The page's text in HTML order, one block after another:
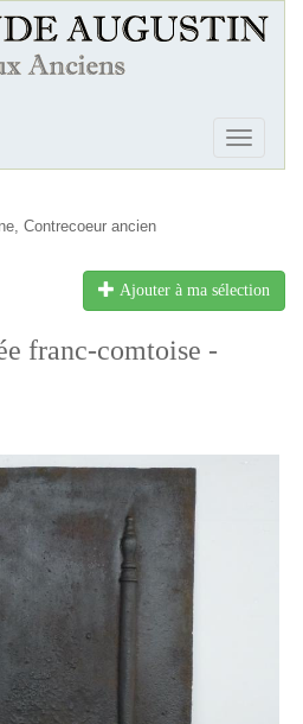
Ouvrir
Contrecoeur ancien
Ajouter à ma sélection
franc-comtoise -